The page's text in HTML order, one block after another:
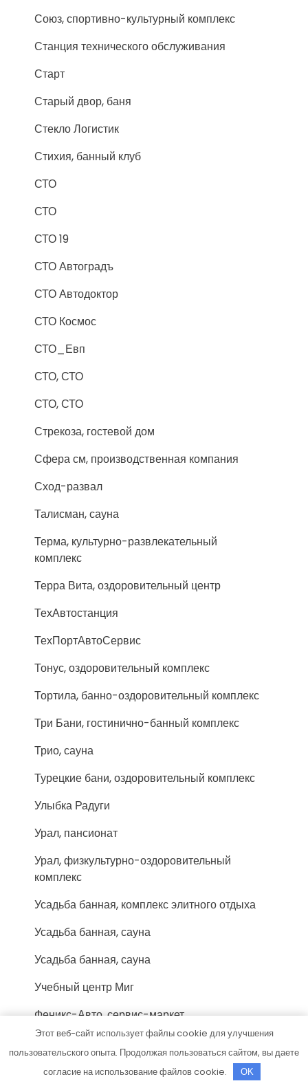
Союз, спортивно-культурный комплекс
Станция технического обслуживания
Старт
Старый двор, баня
Стекло Логистик
Стихия, банный клуб
СТО
СТО
СТО 19
СТО Автоградъ
СТО Автодоктор
СТО Космос
СТО_Евп
СТО, СТО
СТО, СТО
Стрекоза, гостевой дом
Сфера см, производственная компания
Сход-развал
Талисман, сауна
Терма, культурно-развлекательный
комплекс
Терра Вита, оздоровительный центр
ТехАвтостанция
ТехПортАвтоСервис
Тонус, оздоровительный комплекс
Тортила, банно-оздоровительный комплекс
Три Бани, гостинично-банный комплекс
Трио, сауна
Турецкие бани, оздоровительный комплекс
Улыбка Радуги
Урал, пансионат
Урал, физкультурно-оздоровительный
комплекс
Усадьба банная, комплекс элитного отдыха
Усадьба банная, сауна
Усадьба банная, сауна
Учебный центр Миг
Феникс-Авто, сервис-маркет
Форис, торгово-монтажная компания
Фортуна, сауна
Этот веб-сайт использует файлы cookie для улучшения
пользовательского опыта. Продолжая пользоваться сайтом, вы даете
согласие на использование файлов cookie.
OK